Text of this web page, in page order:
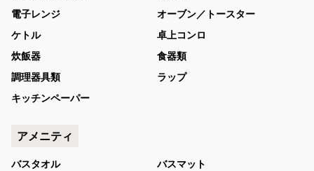
電子レンジ
オーブン／トースター
ケトル
卓上コンロ
炊飯器
食器類
調理器具類
ラップ
キッチンペーパー
アメニティ
バスタオル
バスマット